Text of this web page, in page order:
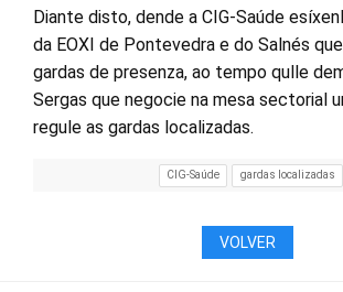
Diante disto, dende a CIG-Saúde
da EOXI de Pontevedra e do Salnés
gardas de presenza, ao tempo qulle
Sergas que negocie na mesa sectorial
regule as gardas localizadas.
CIG-Saúde gardas localizadas
VOLVER